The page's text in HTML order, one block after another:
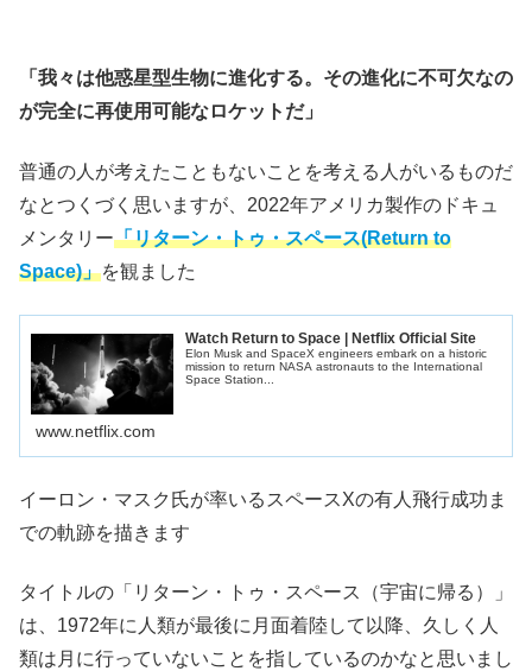
「我々は他惑星型生物に進化する。その進化に不可欠なの
が完全に再使用可能なロケットだ」
普通の人が考えたこともないことを考える人がいるものだ
なとつくづく思いますが、2022年アメリカ製作のドキュ
メンタリー「リターン・トゥ・スペース(Return to
Space)」を観ました
Watch Return to Space | Netflix Official Site
Elon Musk and SpaceX engineers embark on a historic
mission to return NASA astronauts to the International
Space Station...
www.netflix.com
イーロン・マスク氏が率いるスペースXの有人飛行成功ま
での軌跡を描きます
タイトルの「リターン・トゥ・スペース（宇宙に帰る）」
は、1972年に人類が最後に月面着陸して以降、久しく人
類は月に行っていないことを指しているのかなと思いまし